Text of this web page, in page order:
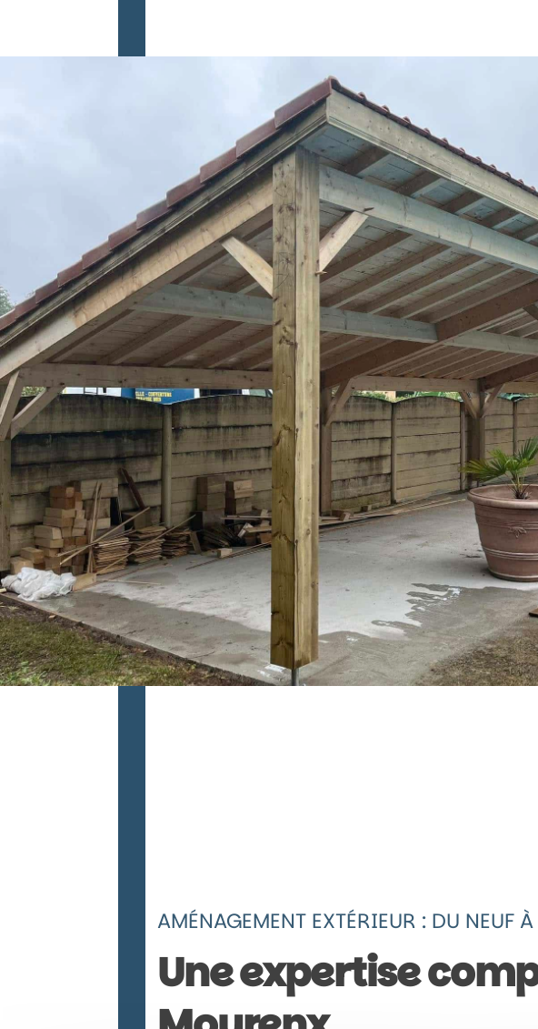
AMÉNAGEMENT EXTÉRIEUR : DU NEUF
Une expertise